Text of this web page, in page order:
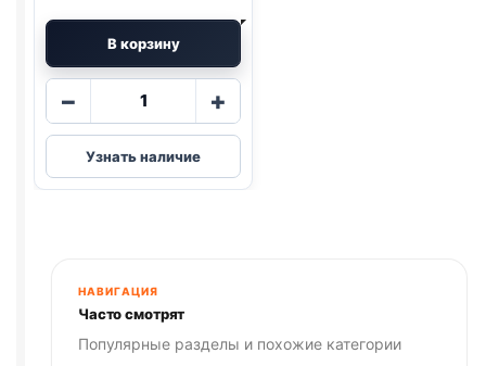
В корзину
−
Количество
Royal
Canin
сух.
1кг
+
Узнать наличие
НАВИГАЦИЯ
Часто смотрят
Популярные разделы и похожие категории